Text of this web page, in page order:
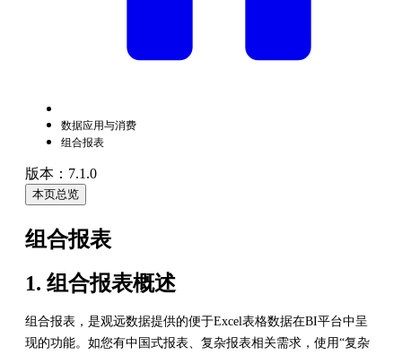
数据应用与消费
组合报表
版本：7.1.0
本页总览
组合报表
1. 组合报表概述
组合报表，是观远数据提供的便于Excel表格数据在BI平台中呈
现的功能。如您有中国式报表、复杂报表相关需求，使用“复杂